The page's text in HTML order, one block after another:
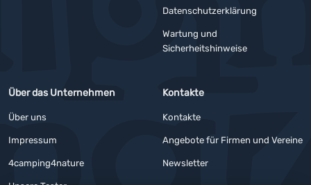
Datenschutzerklärung
Wartung und
Sicherheitshinweise
Über das Unternehmen
Über uns
Impressum
4camping4nature
Kontakte
Kontakte
Angebote für Firmen und Vereine
Newsletter